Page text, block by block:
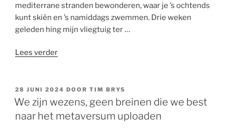
mediterrane stranden bewonderen, waar je ’s ochtends
kunt skiën en ’s namiddags zwemmen. Drie weken
geleden hing mijn vliegtuig ter …
Lees verder“Een
de
achterblijvers
in
GEPLAATST
OP
28 JUNI 2024 DOOR TIM BRYS
We zijn wezens, geen breinen die we best
naar het metaversum uploaden